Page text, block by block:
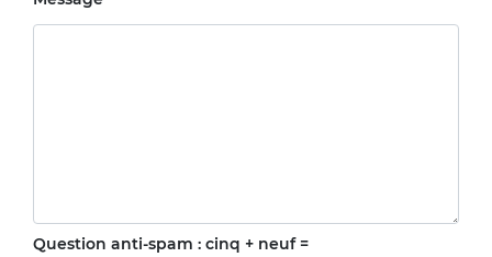
Question anti-spam : cinq + neuf =